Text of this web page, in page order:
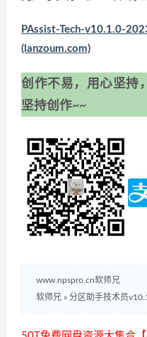
PAssist-Tech-v10.1.0-
(lanzoum.com)
创作不易，用心坚持
坚持创作~~
www.npspro.cn软师兄
软师兄 » 分区助手技术员